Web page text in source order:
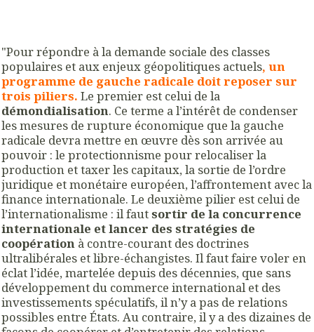
"Pour répondre à la demande sociale des classes
populaires et aux enjeux géopolitiques actuels, un
programme de gauche radicale doit reposer sur
trois piliers. Le premier est celui de la
démondialisation. Ce terme a l’intérêt de condenser
les mesures de rupture économique que la gauche
radicale devra mettre en œuvre dès son arrivée au
pouvoir : le protectionnisme pour relocaliser la
production et taxer les capitaux, la sortie de l’ordre
juridique et monétaire européen, l’affrontement avec la
finance internationale. Le deuxième pilier est celui de
l’internationalisme : il fautsortir de la concurrence
internationale et lancer des stratégies de
coopération à contre-courant des doctrines
ultralibérales et libre-échangistes. Il faut faire voler en
éclat l’idée, martelée depuis des décennies, que sans
développement du commerce international et des
investissements spéculatifs, il n’y a pas de relations
possibles entre États. Au contraire, il y a des dizaines de